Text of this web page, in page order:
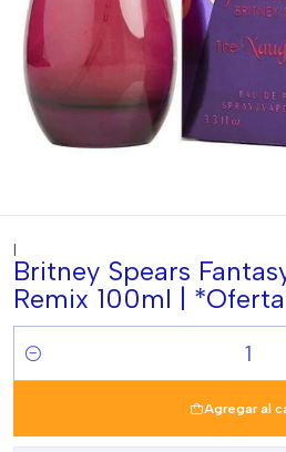
|
Britney Spears
Remix 100ml |
Cantidad
Agregar al